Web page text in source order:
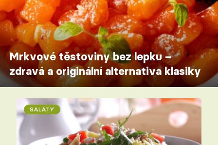
Mrkvové těstoviny bez lepku –
zdravá a originální alternativa klasiky
SALÁTY